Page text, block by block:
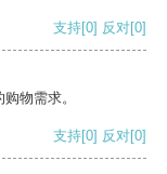
支持[0] 反对[0]
物需求。
支持[0] 反对[0]